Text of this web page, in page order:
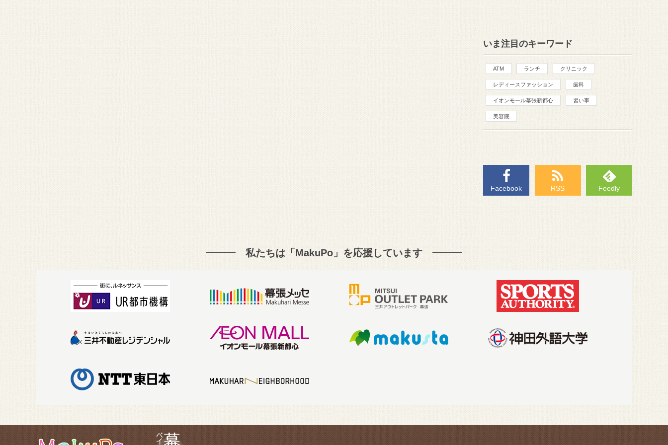
いま注目のキーワード
ATM ランチ クリニック
レディースファッション 歯科
イオンモール幕張新都心 習い事
美容院
Facebook RSS Feedly
私たちは「MakuPo」を応援しています